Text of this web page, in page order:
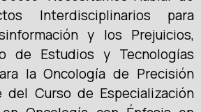
Interdisciplinarios para
y los Prejuicios,
de Estudios y Tecnologías
la Oncología de Precisión
del Curso de Especialización